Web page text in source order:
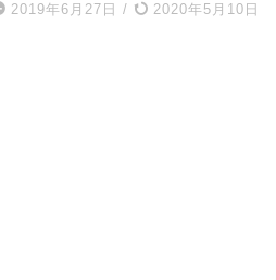
2019年6月27日 / 2020年5月10日